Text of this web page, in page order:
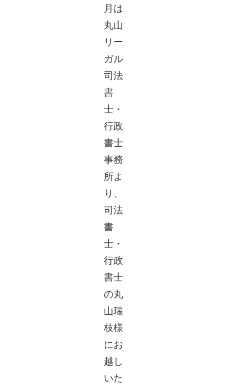
月は
丸山
リー
ガル
司法
書
士・
行政
書士
事務
所よ
り、
司法
書
士・
行政
書士
の丸
山瑞
枝様
にお
越し
いた